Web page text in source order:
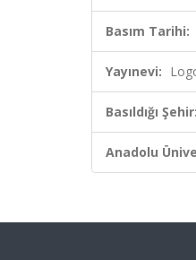
Basım Tarihi:
Yayınevi:
Basıldığı Şehir:
Anadolu